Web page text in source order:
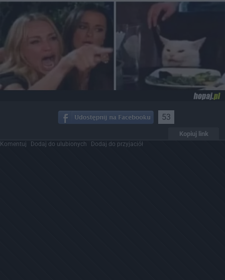
53
Kopiuj link
Komentuj Dodaj do ulubionych Dodaj do przyjaciół